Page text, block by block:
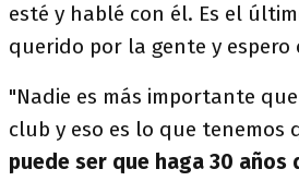
esté y hablé con él. Es el
querido por la gente y espero
"Nadie es más importante
club y eso es lo que tenemos
puede ser que haga 30 años